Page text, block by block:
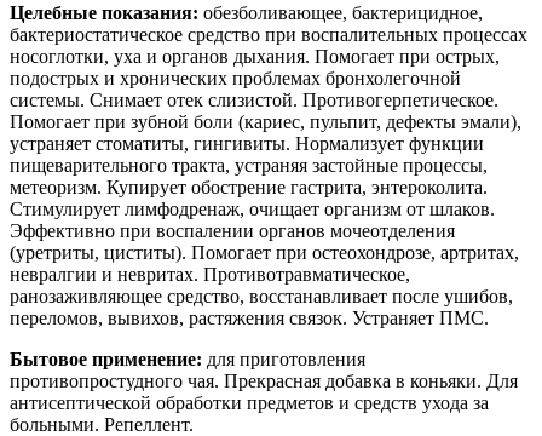
Целебные показания: обезболивающее, бактерицидное,
бактериостатическое средство при воспалительных процессах
носоглотки, уха и органов дыхания. Помогает при острых,
подострых и хронических проблемах бронхолегочной
системы. Снимает отек слизистой. Противогерпетическое.
Помогает при зубной боли (кариес, пульпит, дефекты эмали),
устраняет стоматиты, гингивиты. Нормализует функции
пищеварительного тракта, устраняя застойные процессы,
метеоризм. Купирует обострение гастрита, энтероколита.
Стимулирует лимфодренаж, очищает организм от шлаков.
Эффективно при воспалении органов мочеотделения
(уретриты, циститы). Помогает при остеохондрозе, артритах,
невралгии и невритах. Противотравматическое,
ранозаживляющее средство, восстанавливает после ушибов,
переломов, вывихов, растяжения связок. Устраняет ПМС.
Бытовое применение: для приготовления
противопростудного чая. Прекрасная добавка в коньяки. Для
антисептической обработки предметов и средств ухода за
больными. Репеллент.